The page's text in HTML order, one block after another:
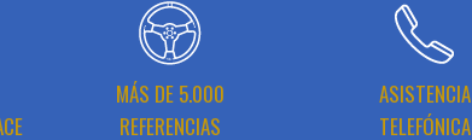
MÁS DE 5.000
REFERENCIAS
ASISTENCIA
TELEFÓNICA